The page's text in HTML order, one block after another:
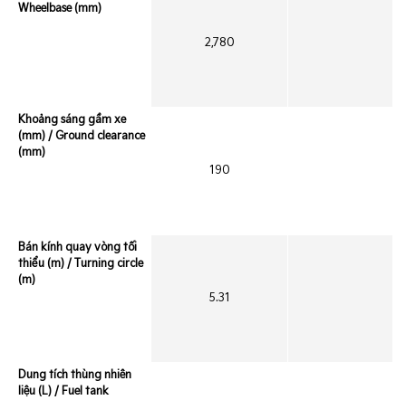
Wheelbase (mm)
2,780
Khoảng sáng gầm xe
(mm) / Ground clearance
(mm)
190
Bán kính quay vòng tối
thiểu (m) / Turning circle
(m)
5.31
Dung tích thùng nhiên
liệu (L) / Fuel tank